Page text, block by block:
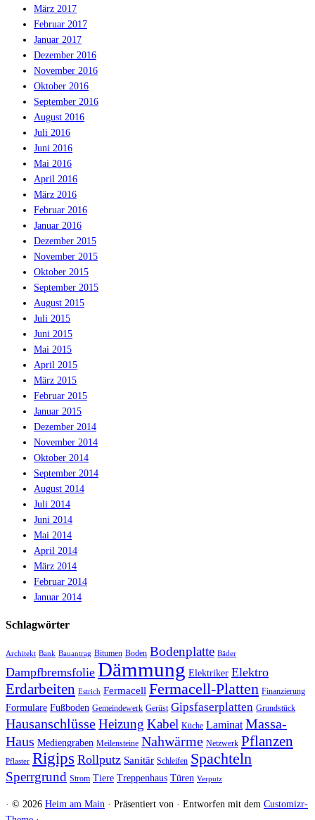
März 2017
Februar 2017
Januar 2017
Dezember 2016
November 2016
Oktober 2016
September 2016
August 2016
Juli 2016
Juni 2016
Mai 2016
April 2016
März 2016
Februar 2016
Januar 2016
Dezember 2015
November 2015
Oktober 2015
September 2015
August 2015
Juli 2015
Juni 2015
Mai 2015
April 2015
März 2015
Februar 2015
Januar 2015
Dezember 2014
November 2014
Oktober 2014
September 2014
August 2014
Juli 2014
Juni 2014
Mai 2014
April 2014
März 2014
Februar 2014
Januar 2014
Schlagwörter
Architekt Bank Bauantrag Bitumen Boden Bodenplatte Bäder
Dampfbremsfolie Dämmung Elektriker Elektro
Erdarbeiten Estrich Fermacell Fermacell-Platten Finanzierung
Formulare Fußboden Gemeindewerk Gerüst Gipsfaserplatten Grundstück
HausanschlüsseHeizung Kabel Küche Laminat Massa-
Haus Mediengraben Meilensteine Nahwärme Netzwerk Pflanzen
Pflaster Rigips Rollputz Sanitär Schleifen Spachteln
Sperrgrund Strom Tiere Treppenhaus Türen Verputz
· © 2026 Heim am Main · Präsentiert von · Entworfen mit dem Customizr-